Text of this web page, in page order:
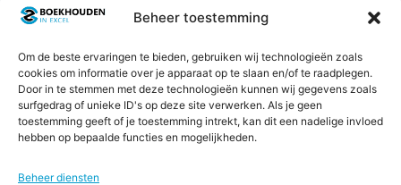
Beheer toestemming
Om de beste ervaringen te bieden, gebruiken wij technologieën zoals
cookies om informatie over je apparaat op te slaan en/of te raadplegen.
Door in te stemmen met deze technologieën kunnen wij gegevens zoals
surfgedrag of unieke ID's op deze site verwerken. Als je geen
toestemming geeft of je toestemming intrekt, kan dit een nadelige invloed
hebben op bepaalde functies en mogelijkheden.
Beheer diensten
Support
Retourneren
Privacybeleid
Betaalmethodes